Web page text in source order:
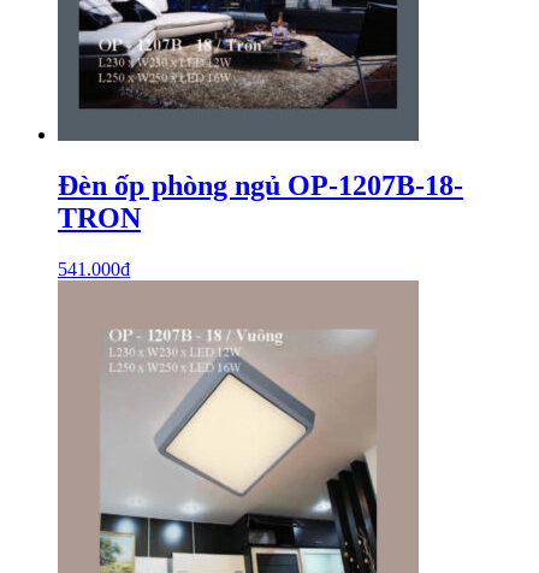
Đèn ốp phòng ngủ OP-1207B-18-
TRON
541.000₫